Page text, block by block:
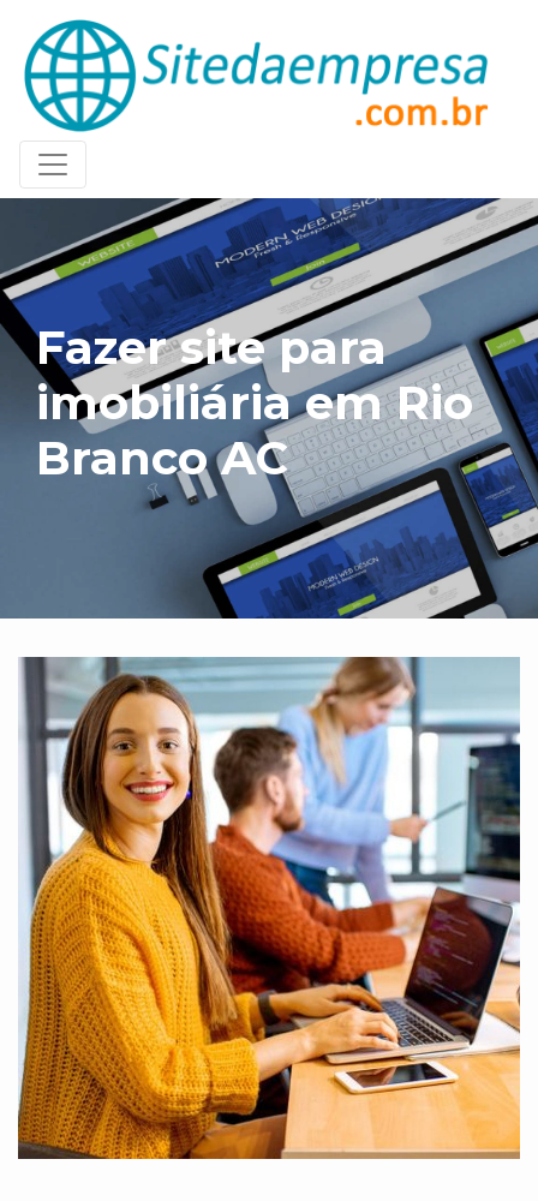
Fazer site para
imobiliária em Rio
Branco AC